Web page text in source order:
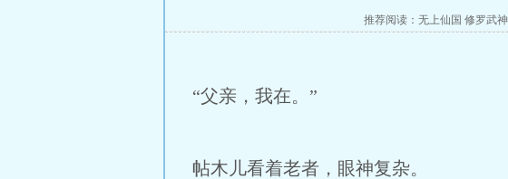
推荐阅读： 无上仙国 修罗武神
“父亲，我在。”
帖木儿看着老者，眼神复杂。